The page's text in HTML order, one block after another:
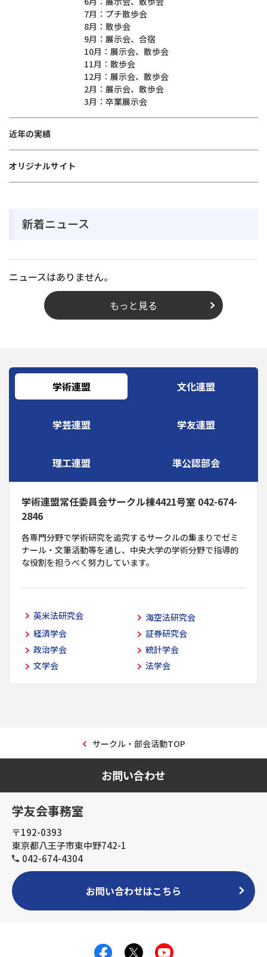
7月：プチ散歩会
8月：散歩会
9月：展示会、合宿
10月：展示会、散歩会
11月：散歩会
12月：展示会、散歩会
2月：展示会、散歩会
3月：卒業展示会
近年の実績
オリジナルサイト
新着ニュース
ニュースはありません。
もっと見る
学術連盟 文化連盟
学芸連盟 学友連盟
理工連盟 準公認部会
学術連盟常任委員会サークル棟4421号室 042-674-
2846
各専門分野で学術研究を追究するサークルの集まりでゼミ
ナール・文筆活動等を通し、中央大学の学術分野で指導的
な役割を担うべく努力しています。
英米法研究会
海空法研究会
経済学会
証券研究会
政治学会
統計学会
文学会
法学会
サークル・部会活動TOP
お問い合わせ
学友会事務室
〒192-0393
東京都八王子市東中野742-1
042-674-4304
お問い合わせはこちら